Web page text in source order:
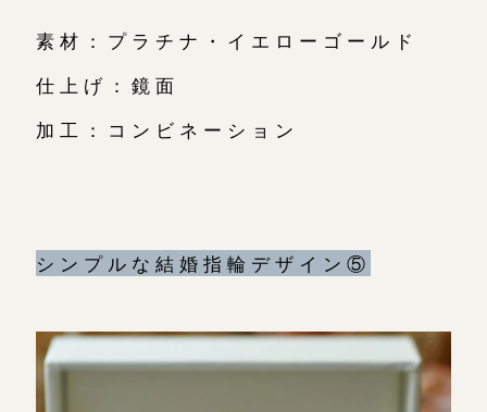
素材：プラチナ・イエローゴールド
仕上げ：鏡面
加工：コンビネーション
シンプルな結婚指輪デザイン⑤